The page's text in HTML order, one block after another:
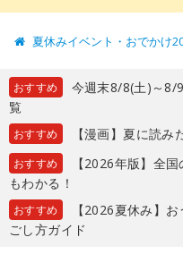
夏休みイベント・おでかけ
おすすめ
今週末8/8(土)～8/
覧
おすすめ 【漫画】夏に読
おすすめ
【2026年版】全
もわかる！
おすすめ
【2026夏休み】
ごし方ガイド